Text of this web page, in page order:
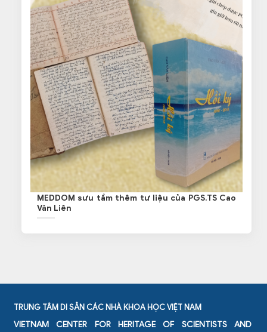
MEDDOM sưu tầm thêm tư liệu của PGS.TS Cao
Văn Liên
TRUNG TÂM DI SẢN CÁC NHÀ KHOA HỌC VIỆT NAM
VIETNAM CENTER FOR HERITAGE OF SCIENTISTS AND